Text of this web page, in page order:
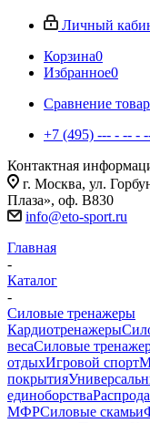
Личный
Корзина0
Избранное0
Сравнение
+7 (495) --- - -- -
Контактная
г. Москва, ул.
Плаза», оф. В830
info@eto-sport.ru
Главная
-
Каталог
-
Силовые тренажеры
Кардиотренажеры
весаСиловые
отдыхИгровой спорт
покрытия
единоборства
МФРСиловые скамьи